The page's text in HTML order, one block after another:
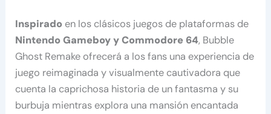
Inspirado en los clásicos juegos de plataformas de
Nintendo Gameboy y Commodore 64, Bubble
Ghost Remake ofrecerá a los fans una experiencia de
juego reimaginada y visualmente cautivadora que
cuenta la caprichosa historia de un fantasma y su
burbuja mientras explora una mansión encantada